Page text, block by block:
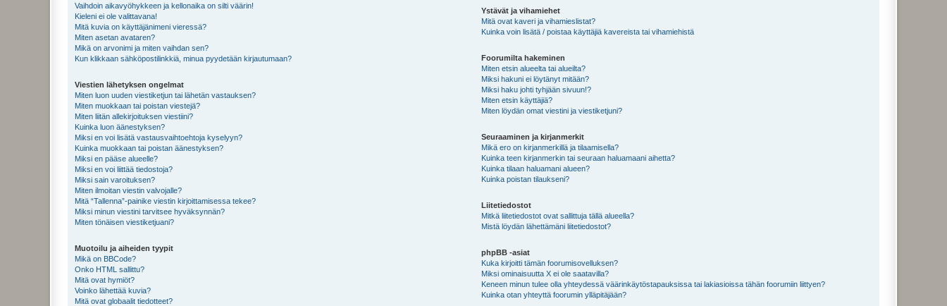
Vaihdoin aikavyöhykkeen ja kellonaika on silti väärin!
Kieleni ei ole valittavana!
Mitä kuvia on käyttäjänimeni vieressä?
Miten asetan avataren?
Mikä on arvonimi ja miten vaihdan sen?
Kun klikkaan sähköpostilinkkiä, minua pyydetään kirjautumaan?
Viestien lähetyksen ongelmat
Miten luon uuden viestiketjun tai lähetän vastauksen?
Miten muokkaan tai poistan viestejä?
Miten liitän allekirjoituksen viestiini?
Kuinka luon äänestyksen?
Miksi en voi lisätä vastausvaihtoehtoja kyselyyn?
Kuinka muokkaan tai poistan äänestyksen?
Miksi en pääse alueelle?
Miksi en voi liittää tiedostoja?
Miksi sain varoituksen?
Miten ilmoitan viestin valvojalle?
Mitä “Tallenna”-painike viestin kirjoittamisessa tekee?
Miksi minun viestini tarvitsee hyväksynnän?
Miten tönäisen viestiketjuani?
Muotoilu ja aiheiden tyypit
Mikä on BBCode?
Onko HTML sallittu?
Mitä ovat hymiöt?
Voinko lähettää kuvia?
Mitä ovat globaalit tiedotteet?
Ystävät ja vihamiehet
Mitä ovat kaveri ja vihamieslistat?
Kuinka voin lisätä / poistaa käyttäjiä kavereista tai vihamiehistä
Foorumilta hakeminen
Miten etsin alueelta tai alueilta?
Miksi hakuni ei löytänyt mitään?
Miksi haku johti tyhjään sivuun!?
Miten etsin käyttäjiä?
Miten löydän omat viestini ja viestiketjuni?
Seuraaminen ja kirjanmerkit
Mikä ero on kirjanmerkillä ja tilaamisella?
Kuinka teen kirjanmerkin tai seuraan haluamaani aihetta?
Kuinka tilaan haluamani alueen?
Kuinka poistan tilaukseni?
Liitetiedostot
Mitkä liitetiedostot ovat sallittuja tällä alueella?
Mistä löydän lähettämäni liitetiedostot?
phpBB -asiat
Kuka kirjoitti tämän foorumisovelluksen?
Miksi ominaisuutta X ei ole saatavilla?
Keneen minun tulee olla yhteydessä väärinkäytöstapauksissa tai lakiasioissa tähän foorumiin liittyen?
Kuinka otan yhteyttä foorumin ylläpitäjään?